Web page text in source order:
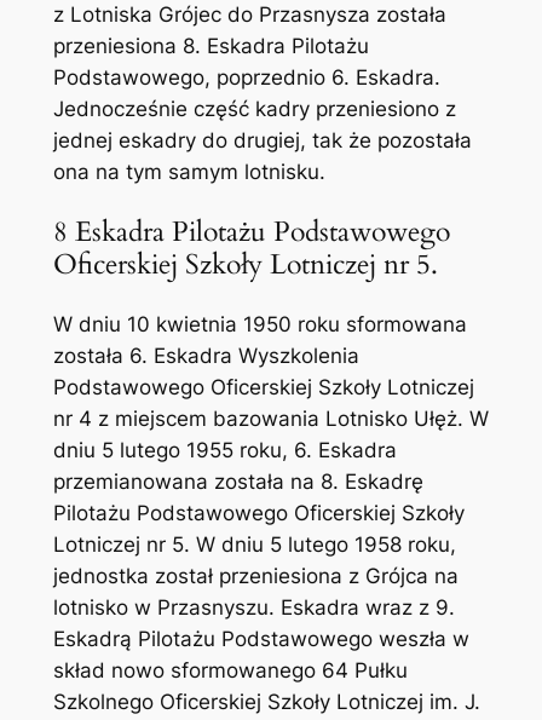
z Lotniska Grójec do Przasnysza została
przeniesiona 8. Eskadra Pilotażu
Podstawowego, poprzednio 6. Eskadra.
Jednocześnie część kadry przeniesiono z
jednej eskadry do drugiej, tak że pozostała
ona na tym samym lotnisku.
8 Eskadra Pilotażu Podstawowego
Oficerskiej Szkoły Lotniczej nr 5.
W dniu 10 kwietnia 1950 roku sformowana
została 6. Eskadra Wyszkolenia
Podstawowego Oficerskiej Szkoły Lotniczej
nr 4 z miejscem bazowania Lotnisko Ułęż. W
dniu 5 lutego 1955 roku, 6. Eskadra
przemianowana została na 8. Eskadrę
Pilotażu Podstawowego Oficerskiej Szkoły
Lotniczej nr 5. W dniu 5 lutego 1958 roku,
jednostka został przeniesiona z Grójca na
lotnisko w Przasnyszu. Eskadra wraz z 9.
Eskadrą Pilotażu Podstawowego weszła w
skład nowo sformowanego 64 Pułku
Szkolnego Oficerskiej Szkoły Lotniczej im. J.